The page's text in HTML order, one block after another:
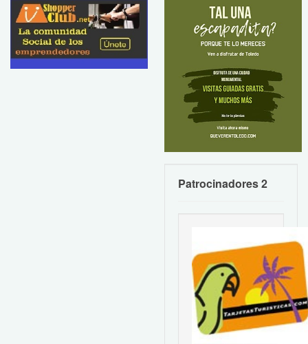
Patrocinadores 2